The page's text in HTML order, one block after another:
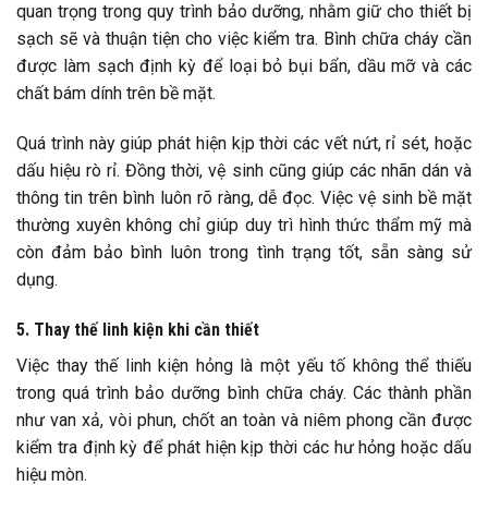
quan trọng trong quy trình bảo dưỡng, nhằm giữ cho thiết bị
sạch sẽ và thuận tiện cho việc kiểm tra. Bình chữa cháy cần
được làm sạch định kỳ để loại bỏ bụi bẩn, dầu mỡ và các
chất bám dính trên bề mặt.
Quá trình này giúp phát hiện kịp thời các vết nứt, rỉ sét, hoặc
dấu hiệu rò rỉ. Đồng thời, vệ sinh cũng giúp các nhãn dán và
thông tin trên bình luôn rõ ràng, dễ đọc. Việc vệ sinh bề mặt
thường xuyên không chỉ giúp duy trì hình thức thẩm mỹ mà
còn đảm bảo bình luôn trong tình trạng tốt, sẵn sàng sử
dụng.
5. Thay thế linh kiện khi cần thiết
Việc thay thế linh kiện hỏng là một yếu tố không thể thiếu
trong quá trình bảo dưỡng bình chữa cháy. Các thành phần
như van xả, vòi phun, chốt an toàn và niêm phong cần được
kiểm tra định kỳ để phát hiện kịp thời các hư hỏng hoặc dấu
hiệu mòn.